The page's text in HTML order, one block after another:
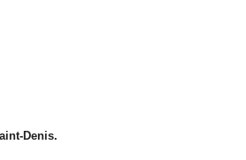
Denis.